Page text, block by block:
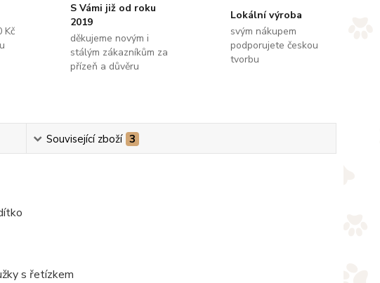
Kč
S Vámi již od roku
2019
děkujeme novým i
stálým zákazníkům za
přízeň a důvěru
Lokální výroba
svým nákupem
podporujete českou
tvorbu
Související zboží 3
s řetízkem